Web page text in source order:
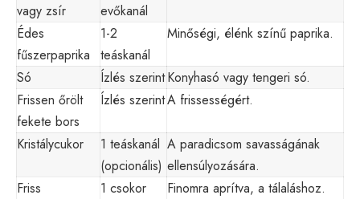
vagy zsír
evőkanál
Édes
fűszerpaprika
1-2
teáskanál
Minőségi, élénk színű paprika.
Só Ízlés szerintKonyhasó vagy tengeri só.
Frissen őrölt
fekete bors
Ízlés szerintA frissességért.
Kristálycukor
1 teáskanál
(opcionális)
A paradicsom savasságának
ellensúlyozására.
Friss
1 csokor Finomra aprítva, a tálaláshoz.